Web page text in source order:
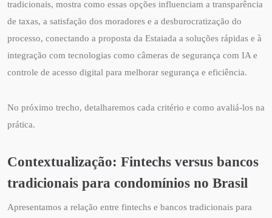
tradicionais, mostra como essas opções influenciam a transparência
de taxas, a satisfação dos moradores e a desburocratização do
processo, conectando a proposta da Estaiada a soluções rápidas e à
integração com tecnologias como câmeras de segurança com IA e
controle de acesso digital para melhorar segurança e eficiência.
No próximo trecho, detalharemos cada critério e como avaliá-los na
prática.
Contextualização: Fintechs versus bancos
tradicionais para condomínios no Brasil
Apresentamos a relação entre fintechs e bancos tradicionais para